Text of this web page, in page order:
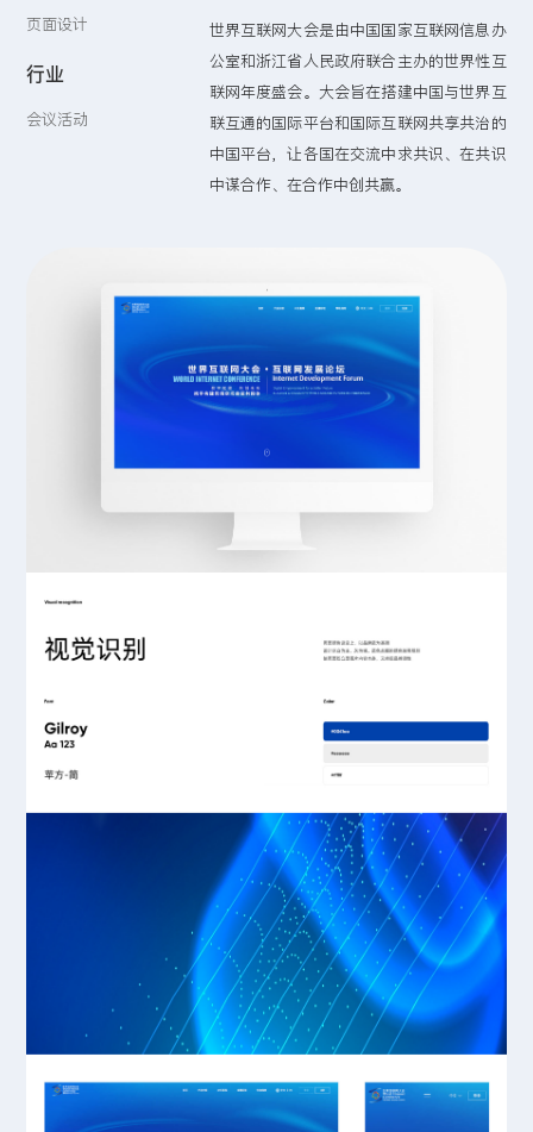
页面设计
行业
会议活动
世界互联网大会是由中国国家互联网信息办
公室和浙江省人民政府联合主办的世界性互
联网年度盛会。大会旨在搭建中国与世界互
联互通的国际平台和国际互联网共享共治的
中国平台，让各国在交流中求共识、在共识
中谋合作、在合作中创共赢。